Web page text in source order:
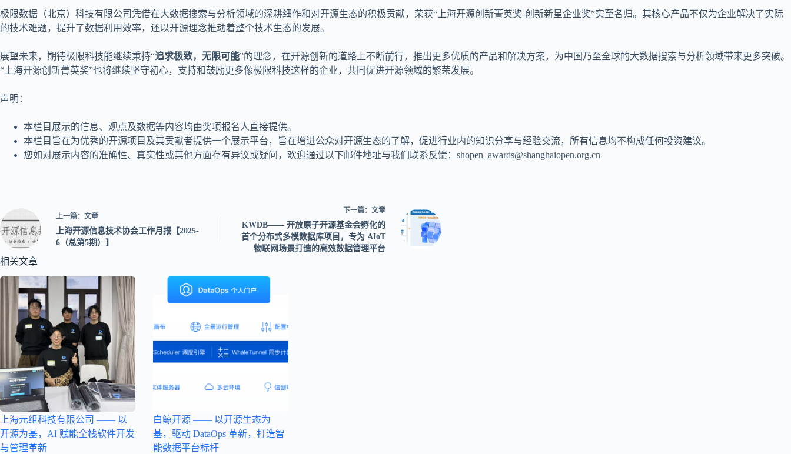
极限数据（北京）科技有限公司凭借在大数据搜索与分析领域的深耕细作和对开源生态的积极贡献，荣获“上海开源创新菁英奖-创新新星企业奖”实至名归。其核心产品不仅为企业解决了实际
的技术难题，提升了数据利用效率，还以开源理念推动着整个技术生态的发展。
展望未来，期待极限科技能继续秉持“追求极致，无限可能”的理念，在开源创新的道路上不断前行，推出更多优质的产品和解决方案，为中国乃至全球的大数据搜索与分析领域带来更多突破。
“上海开源创新菁英奖”也将继续坚守初心，支持和鼓励更多像极限科技这样的企业，共同促进开源领域的繁荣发展。
声明：
本栏目展示的信息、观点及数据等内容均由奖项报名人直接提供。
本栏目旨在为优秀的开源项目及其贡献者提供一个展示平台，旨在增进公众对开源生态的了解，促进行业内的知识分享与经验交流，所有信息均不构成任何投资建议。
您如对展示内容的准确性、真实性或其他方面存有异议或疑问，欢迎通过以下邮件地址与我们联系反馈：shopen_awards@shanghaiopen.org.cn
上一篇： 文章
上海开源信息技术协会工作月报【2025-
6（总第5期）】
下一篇： 文章
KWDB—— 开放原子开源基金会孵化的
首个分布式多模数据库项目，专为 AIoT
物联网场景打造的高效数据管理平台
相关文章
上海元组科技有限公司 —— 以
开源为基，AI 赋能全栈软件开发
与管理革新
白鲸开源 —— 以开源生态为
基，驱动 DataOps 革新，打造智
能数据平台标杆